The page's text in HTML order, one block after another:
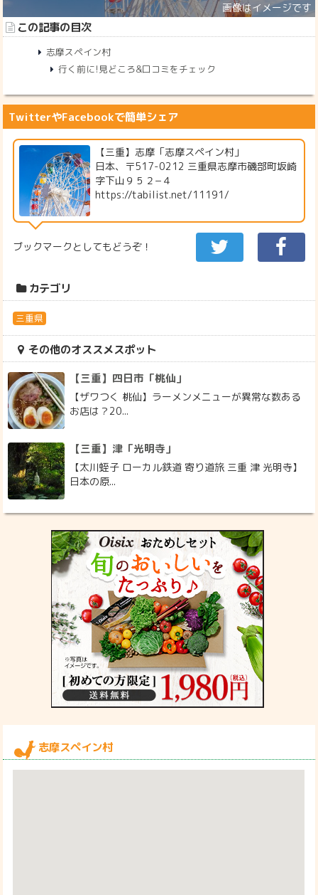
この記事の目次
志摩スペイン村
行く前に!見どころ&口コミをチェック
TwitterやFacebookで簡単シェア
【三重】志摩「志摩スペイン村」
日本、〒517-0212 三重県志摩市磯部町坂崎
字下山９５２−４
https://tabilist.net/11191/
ブックマークとしてもどうぞ！
カテゴリ
三重県
その他のオススメスポット
【三重】四日市「桃仙」
【ザワつく 桃仙】ラーメンメニューが異常な数ある
お店は？20...
【三重】津「光明寺」
【太川蛭子 ローカル鉄道 寄り道旅 三重 津 光明寺】
日本の原...
志摩スペイン村